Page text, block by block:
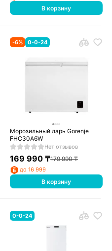
В корзину
-6% 0-0-24
Морозильный ларь Gorenje
FHC30A6W
Нет отзывов
169 990 ₸179 990₸
до 16 999
В корзину
0-0-24